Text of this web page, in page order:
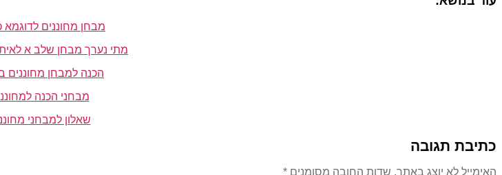
מבחן מחוננים
מתי נערך מבחן שלב א
הכנה למבחן מחוננים
מבחני הכנה
שאלון למבחני
כתיבת תגובה
האימייל לא יוצג באתר. שדות החובה מסומנים *